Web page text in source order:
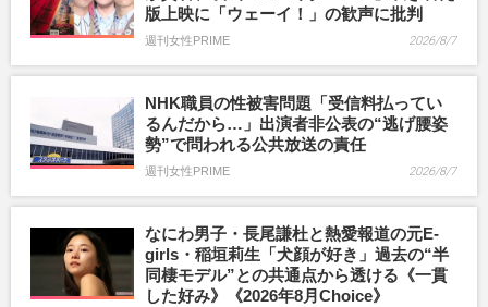
版上映に「ウェーイ！」の歓声に批判
週刊女性PRIME 2026/8/7
NHK職員の性被害問題「受信料払ってい
るんだから…」出演者非公表の“逃げ腰姿
勢”で問われる公共放送の責任
週刊女性PRIME 2026/8/7
なにわ男子・長尾謙杜と熱愛報道の元E-
girls・稲垣莉生「犬顔が好き」過去の“半
同棲モデル”との共通点から透ける《一貫
した好み》《2026年8月Choice》